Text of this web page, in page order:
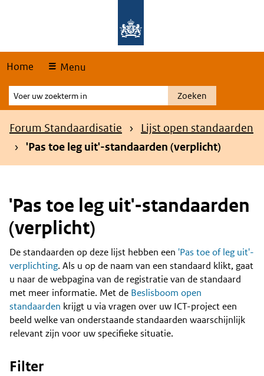
Home Menu
Voer
uw
zoekterm
Zoeken
Kruimelpad
Forum Standaardisatie
Lijst open standaarden
'Pas toe leg uit'-standaarden (verplicht)
'Pas toe leg uit'-standaarden
(verplicht)
Content
De standaarden op deze lijst hebben een 'Pas toe of leg uit'-
verplichting. Als u op de naam van een standaard klikt, gaat
u naar de webpagina van de registratie van de standaard
met meer informatie. Met de Beslisboom open
standaarden krijgt u via vragen over uw ICT-project een
beeld welke van onderstaande standaarden waarschijnlijk
relevant zijn voor uw specifieke situatie.
Filter